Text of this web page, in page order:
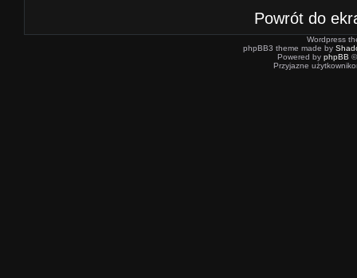
Powrót do
Wordpress
phpBB3 theme made by
Powered by phpBB
Przyjazne